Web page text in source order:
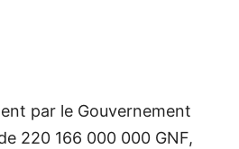
par le Gouvernement
220 166 000 000 GNF,